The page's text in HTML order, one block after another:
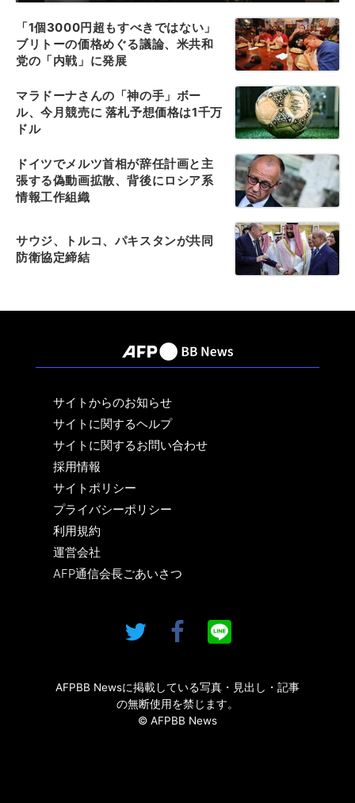
「1個3000円超もすべきではない」
ブリトーの価格めぐる議論、米共和
党の「内戦」に発展
マラドーナさんの「神の手」ボー
ル、今月競売に 落札予想価格は1千万
ドル
ドイツでメルツ首相が辞任計画と主
張する偽動画拡散、背後にロシア系
情報工作組織
サウジ、トルコ、パキスタンが共同
防衛協定締結
サイトからのお知らせ
サイトに関するヘルプ
サイトに関するお問い合わせ
採用情報
サイトポリシー
プライバシーポリシー
利用規約
運営会社
AFP通信会長ごあいさつ
AFPBB Newsに掲載している写真・見出し・記事
の無断使用を禁じます。
© AFPBB News